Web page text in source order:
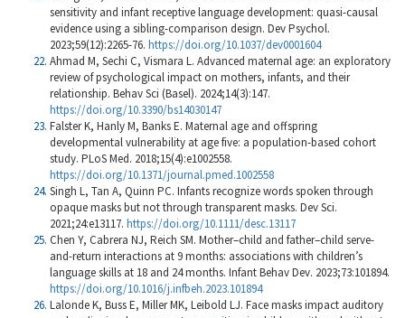
sensitivity and infant receptive language development: quasi-causal
evidence using a sibling-comparison design. Dev Psychol.
2023;59(12):2265-76. https://doi.org/10.1037/dev0001604
Ahmad M, Sechi C, Vismara L. Advanced maternal age: an exploratory
review of psychological impact on mothers, infants, and their
relationship. Behav Sci (Basel). 2024;14(3):147.
https://doi.org/10.3390/bs14030147
Falster K, Hanly M, Banks E. Maternal age and offspring
developmental vulnerability at age five: a population-based cohort
study. PLoS Med. 2018;15(4):e1002558.
https://doi.org/10.1371/journal.pmed.1002558
Singh L, Tan A, Quinn PC. Infants recognize words spoken through
opaque masks but not through transparent masks. Dev Sci.
2021;24:e13117. https://doi.org/10.1111/desc.13117
Chen Y, Cabrera NJ, Reich SM. Mother–child and father–child serve-
and-return interactions at 9 months: associations with children’s
language skills at 18 and 24 months. Infant Behav Dev. 2023;73:101894.
https://doi.org/10.1016/j.infbeh.2023.101894
Lalonde K, Buss E, Miller MK, Leibold LJ. Face masks impact auditory